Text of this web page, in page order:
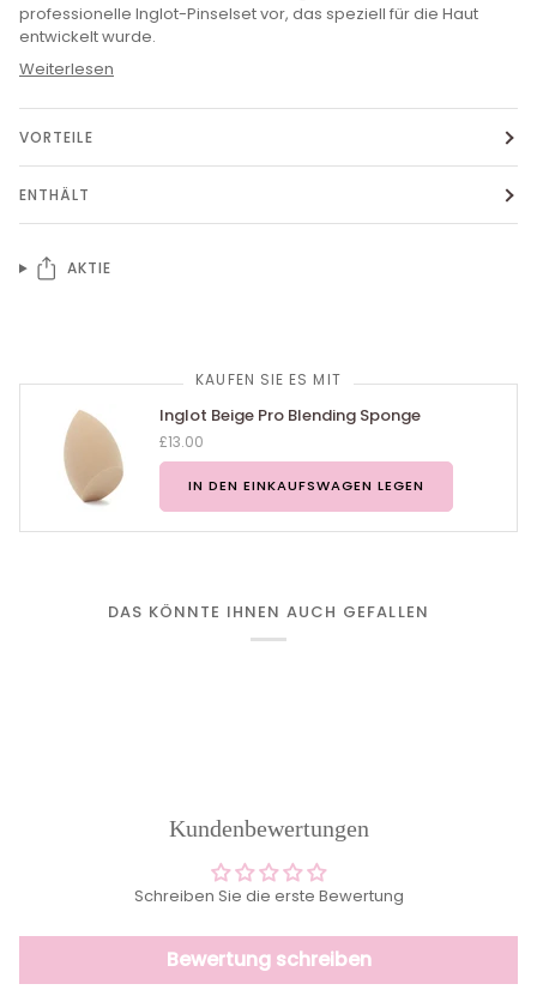
professionelle Inglot-Pinselset vor, das speziell für die Haut
entwickelt wurde.
Weiterlesen
VORTEILE
ENTHÄLT
AKTIE
KAUFEN SIE ES MIT
Inglot Beige Pro Blending Sponge
£13.00
IN DEN EINKAUFSWAGEN LEGEN
DAS KÖNNTE IHNEN AUCH GEFALLEN
Kundenbewertungen
Schreiben Sie die erste Bewertung
Bewertung schreiben